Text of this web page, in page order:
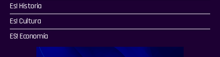
Es! Historia
Es! Cultura
ES! Economía